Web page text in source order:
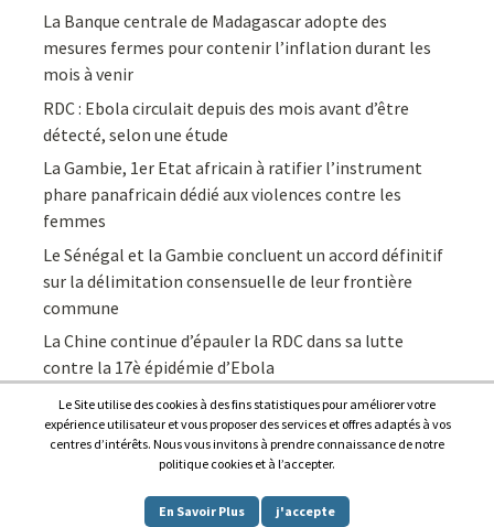
La Banque centrale de Madagascar adopte des
mesures fermes pour contenir l’inflation durant les
mois à venir
RDC : Ebola circulait depuis des mois avant d’être
détecté, selon une étude
La Gambie, 1er Etat africain à ratifier l’instrument
phare panafricain dédié aux violences contre les
femmes
Le Sénégal et la Gambie concluent un accord définitif
sur la délimitation consensuelle de leur frontière
commune
La Chine continue d’épauler la RDC dans sa lutte
contre la 17è épidémie d’Ebola
Afrique7, l’info du continent en continu
Proudly powered by WordPress.| Theme: Awaken by
Le Site utilise des cookies à des fins statistiques pour améliorer votre
expérience utilisateur et vous proposer des services et offres adaptés à vos
centres d’intérêts. Nous vous invitons à prendre connaissance de notre
politique cookies et à l’accepter.
En Savoir Plus j'accepte